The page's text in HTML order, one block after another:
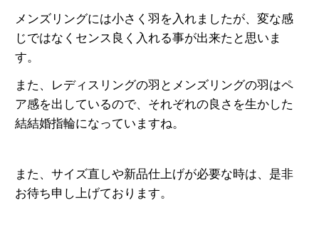
メンズリングには小さく羽を入れましたが、変な感
じではなくセンス良く入れる事が出来たと思いま
す。
また、レディスリングの羽とメンズリングの羽はペ
ア感を出しているので、それぞれの良さを生かした
結結婚指輪になっていますね。
また、サイズ直しや新品仕上げが必要な時は、是非
お待ち申し上げております。